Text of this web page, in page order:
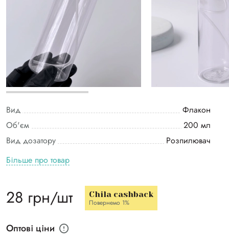
Вид
Флакон
Об'єм
200 мл
Вид дозатору
Розпилювач
Більше про товар
28 грн/шт Chila cashback
Повернемо 1%
Оптові ціни